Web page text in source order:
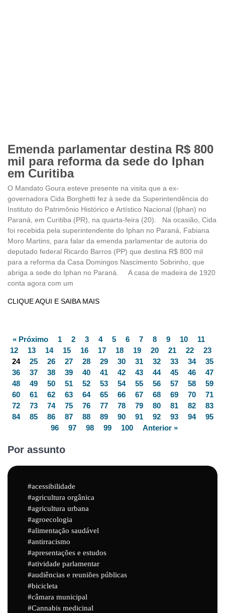
Emenda parlamentar destina R$ 800
mil para reforma da sede do Iphan
em Curitiba
O Mandato Goura esteve presente na visita que a ex-
governadora Cida Borghetti fez à sede da Superintendência do
Instituto do Patrimônio Histórico e Artístico Nacional (Iphan) no
Paraná, em Curitiba (PR), na quarta-feira (20). Na ocasião, Cida
foi recebida pela superintendente do Iphan no Paraná, Fabiana
Moro Martins, para falar da emenda parlamentar de autoria do
deputado federal Ricardo Barros (PP) que destina R$ 800 mil
para a reforma da Casa Domingos Nascimento Sobrinho, que
abriga a sede do Iphan no Paraná. A casa de madeira de 1920
conta agora com um
CLIQUE AQUI E SAIBA MAIS
« Próximo 1 2 3 4 5 6 7 8 9 10
11
12
13 14 15 16 17 18 19 20 21 22
23
24
25 26 27 28 29 30 31 32 33 34
35
36
37 38 39 40 41 42 43 44 45 46
47
48
49 50 51 52 53 54 55 56 57 58
59
60
61 62 63 64 65 66 67 68 69 70
71
72
73 74 75 76 77 78 79 80 81 82
83
84
85 86 87 88 89 90 91 92 93 94
95
96
97 98 99 100 Anterior »
Por assunto
acessibilidade
agricultura orgânica
agricultura urbana
agroecologia
alimentação saudável
antirracismo
apresentações e estudos
atividade parlamentar
audiências e reuniões públicas
bicicleta
câmara municipal
Cannabis medicinal